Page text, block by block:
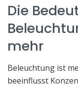
Die
mehr
Beleuchtung ist
beeinflusst